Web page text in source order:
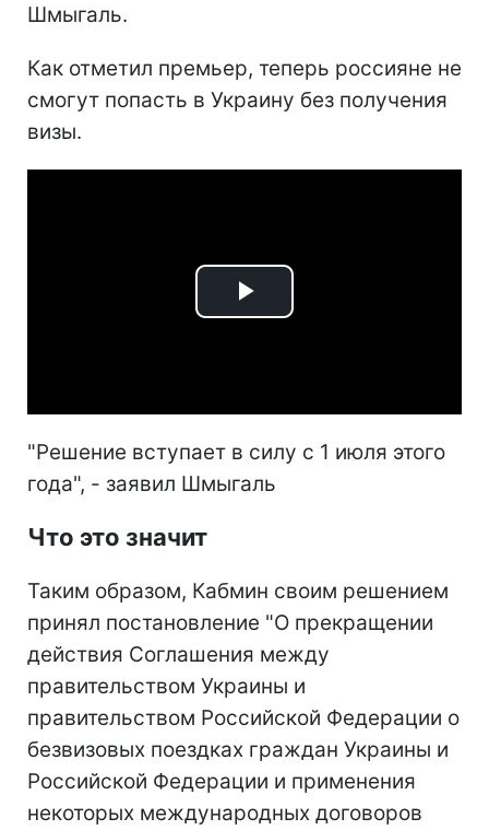
Шмыгаль.
Как отметил премьер, теперь россияне не
смогут попасть в Украину без получения
визы.
Play
"Решение вступает в силу с 1 июля этого
года", - заявил Шмыгаль
Что это значит
Таким образом, Кабмин своим решением
принял постановление "О прекращении
действия Соглашения между
правительством Украины и
правительством Российской Федерации о
безвизовых поездках граждан Украины и
Российской Федерации и применения
некоторых международных договоров